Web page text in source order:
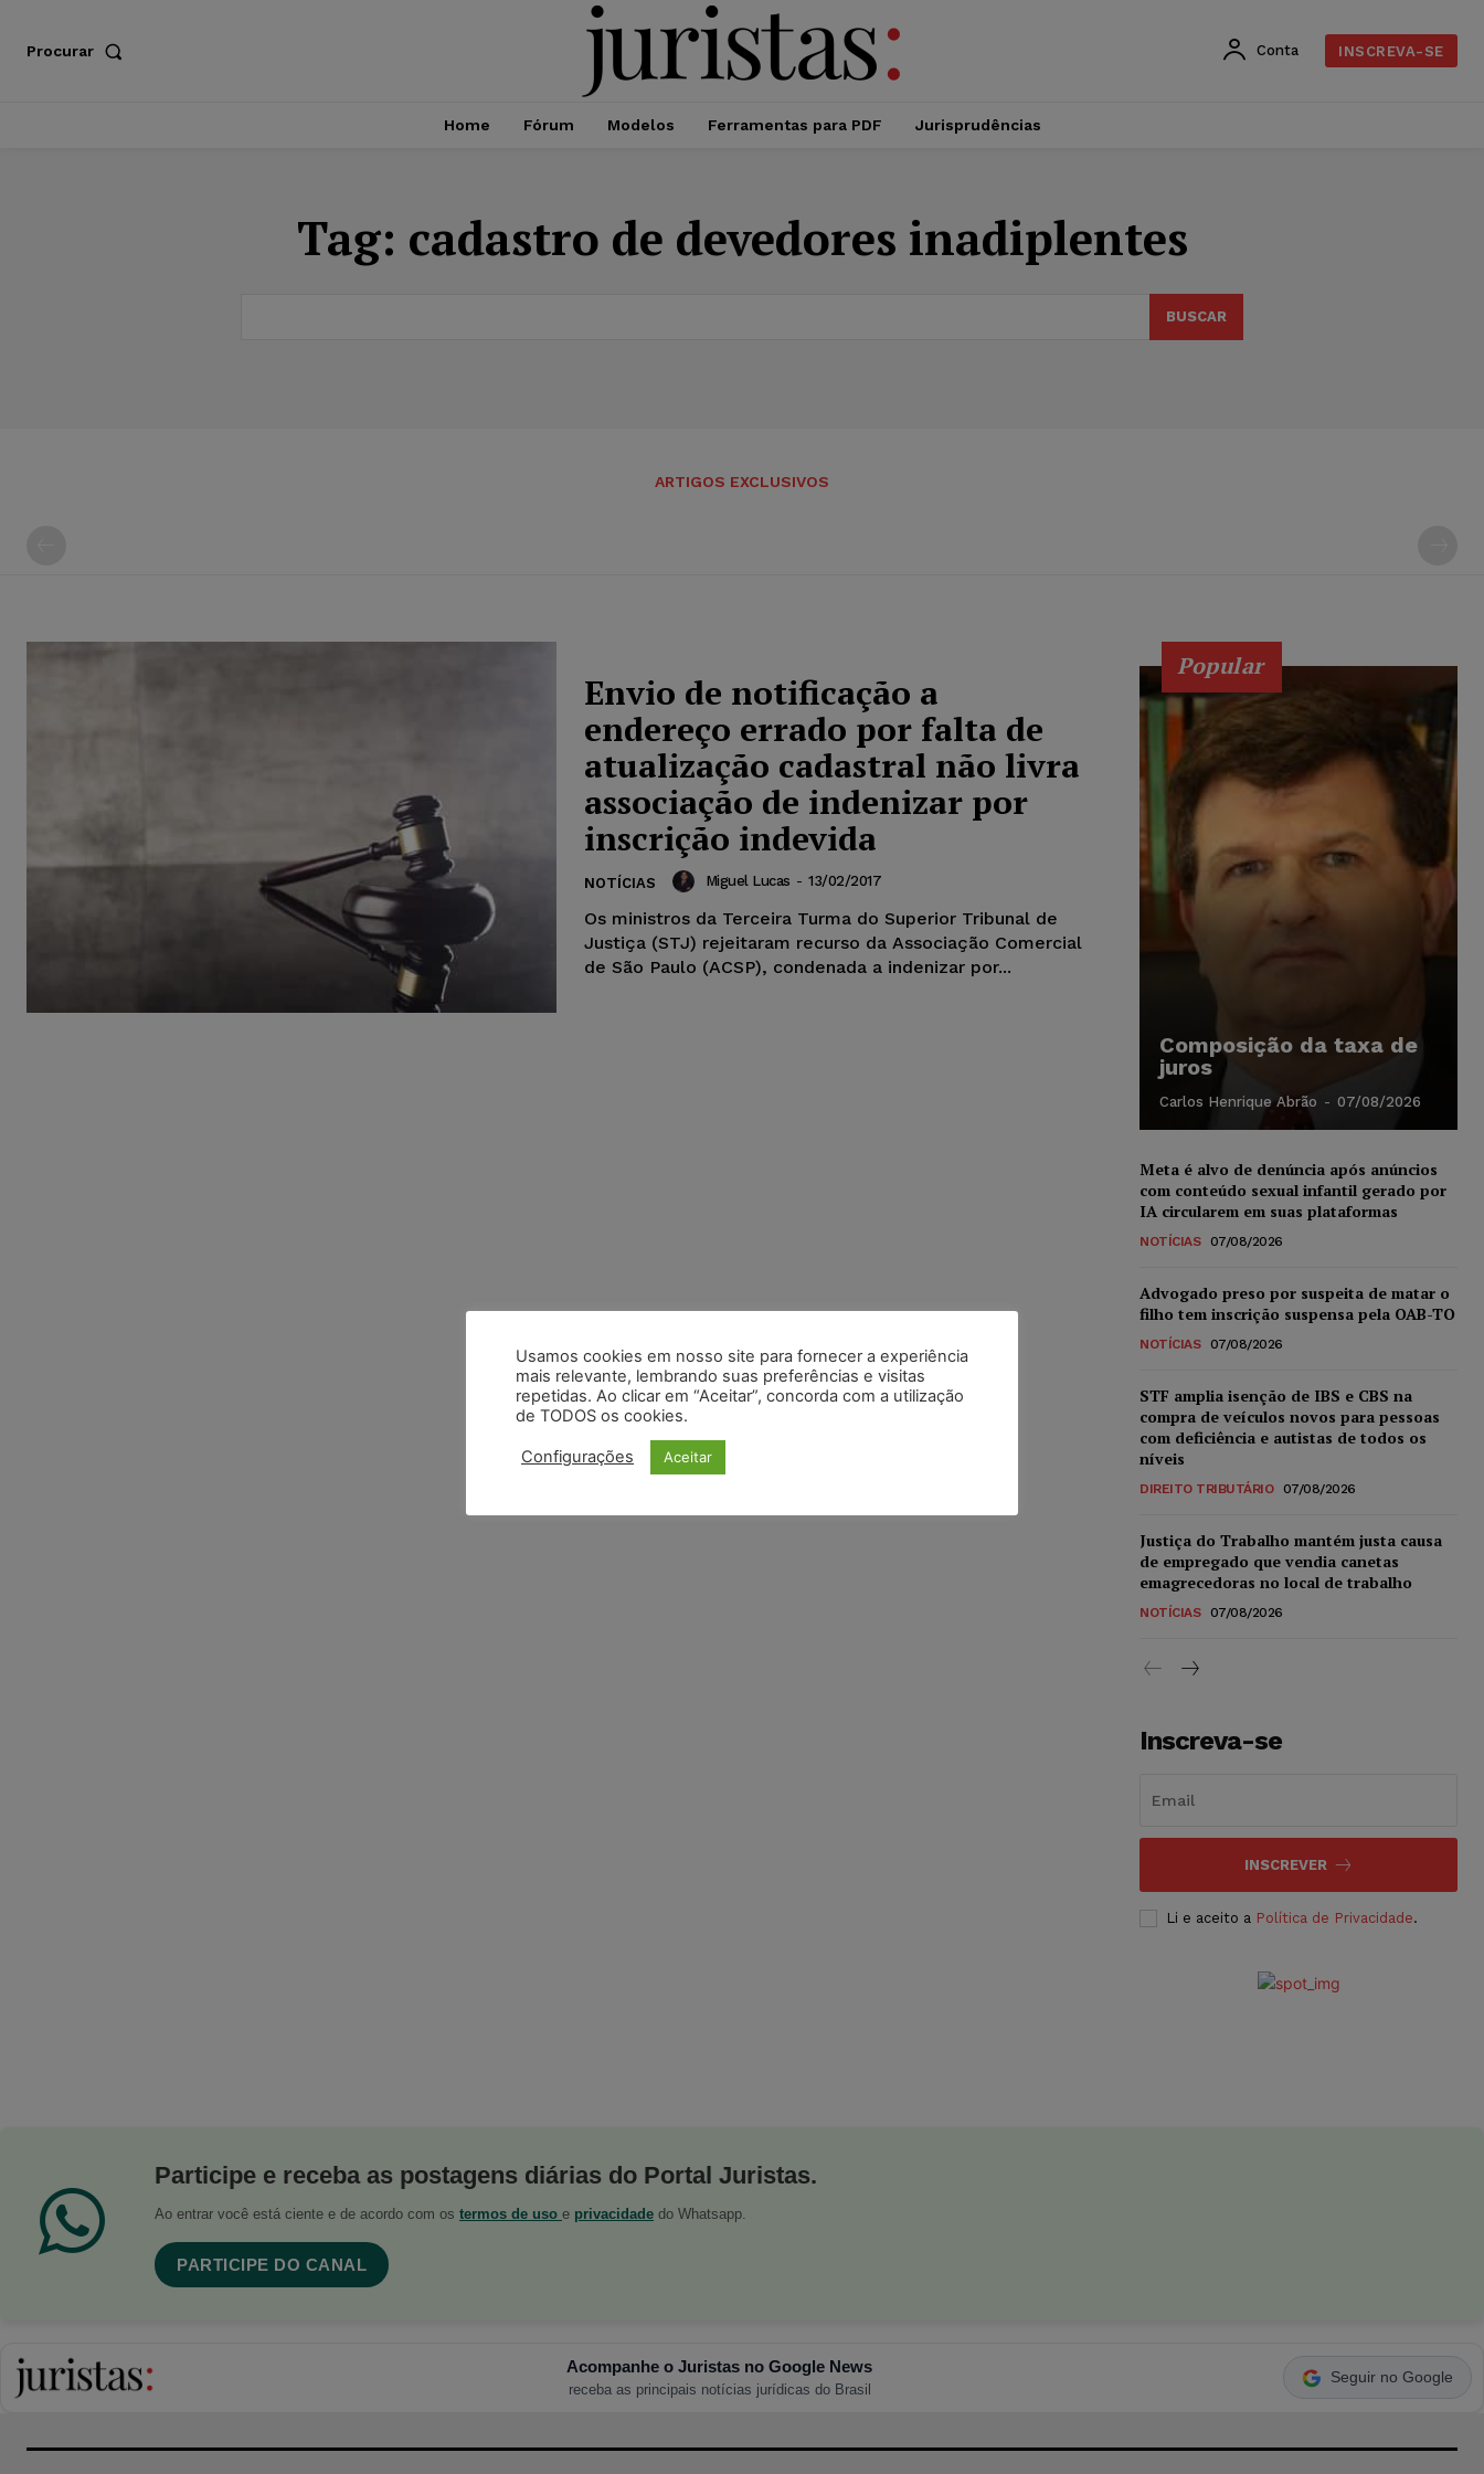
Procurar Conta INSCREVA-SE
Home Fórum Modelos Ferramentas para PDF Jurisprudências
Tag: cadastro de devedores inadiplentes
BUSCAR
ARTIGOS EXCLUSIVOS
Envio de notificação a
endereço errado por falta de
atualização cadastral não livra
associação de indenizar por
inscrição indevida
NOTÍCIAS Miguel Lucas - 13/02/2017
Os ministros da Terceira Turma do Superior Tribunal de
Justiça (STJ) rejeitaram recurso da Associação Comercial
de São Paulo (ACSP), condenada a indenizar por...
Popular
Composição da taxa de
juros
Carlos Henrique Abrão - 07/08/2026
Meta é alvo de denúncia após anúncios
com conteúdo sexual infantil gerado por
IA circularem em suas plataformas
NOTÍCIAS 07/08/2026
Advogado preso por suspeita de matar o
filho tem inscrição suspensa pela OAB-TO
NOTÍCIAS 07/08/2026
STF amplia isenção de IBS e CBS na
compra de veículos novos para pessoas
com deficiência e autistas de todos os
níveis
DIREITO TRIBUTÁRIO 07/08/2026
Justiça do Trabalho mantém justa causa
de empregado que vendia canetas
emagrecedoras no local de trabalho
NOTÍCIAS 07/08/2026
Inscreva-se
INSCREVER
Li e aceito a Política de Privacidade.
Participe e receba as postagens diárias do Portal Juristas.
Ao entrar você está ciente e de acordo com os termos de uso e privacidade do Whatsapp.
PARTICIPE DO CANAL
Acompanhe o Juristas no Google News
receba as principais notícias jurídicas do Brasil
Seguir no Google
Usamos cookies em nosso site para fornecer a experiência
mais relevante, lembrando suas preferências e visitas
repetidas. Ao clicar em “Aceitar”, concorda com a utilização
de TODOS os cookies.
Configurações Aceitar